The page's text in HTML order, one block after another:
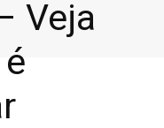
Veja